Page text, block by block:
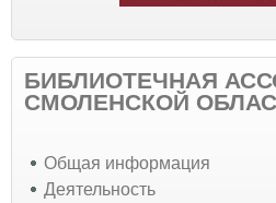
БИБЛИОТЕЧНАЯ
СМОЛЕНСКОЙ
Общая информация
Деятельность